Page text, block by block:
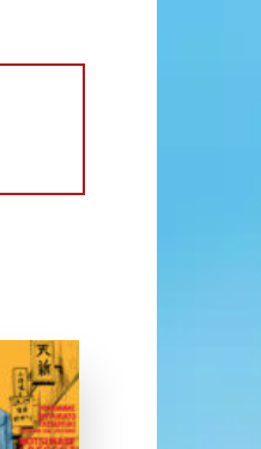
Ajouter
à la
wishlist